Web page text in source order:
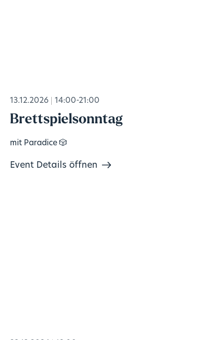
13.12.2026 14:00-21:00
Brettspielsonntag
mit Paradice 🎲
Event Details öffnen